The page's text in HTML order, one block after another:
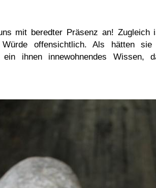
mit beredter Präsenz an! Zugleich
Würde offensichtlich. Als hätten
ein ihnen innewohnendes Wissen,